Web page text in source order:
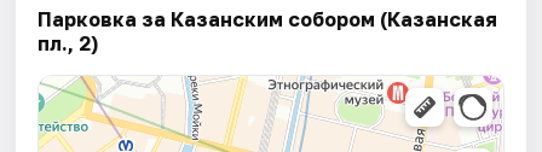
Парковка за Казанским собором (Казанская
пл., 2)